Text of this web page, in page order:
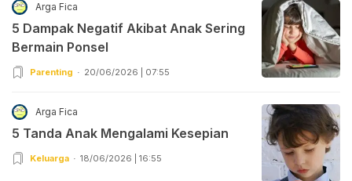
Arga Fica
5 Dampak Negatif Akibat Anak Sering
Bermain Ponsel
Parenting 20/06/2026 | 07:55
Arga Fica
5 Tanda Anak Mengalami Kesepian
Keluarga 18/06/2026 | 16:55